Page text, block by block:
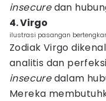
insecuredan
4. Virgo
ilustrasi pasangan
Zodiak Virgo
analitis dan
insecuredalam
Mereka